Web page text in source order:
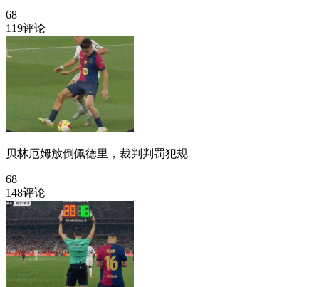
68
119评论
贝林厄姆放倒佩德里，裁判判罚犯规
68
148评论